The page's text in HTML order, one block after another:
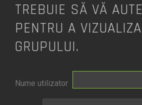
TREBUIE SĂ VĂ
PENTRU A
GRUPULUI.
Nume utilizator